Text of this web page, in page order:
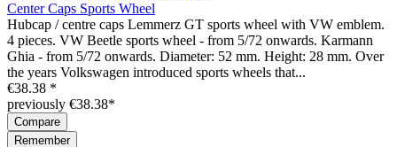
Center Caps Sports Wheel
Hubcap / centre caps Lemmerz GT sports wheel with VW emblem.
4 pieces. VW Beetle sports wheel - from 5/72 onwards. Karmann
Ghia - from 5/72 onwards. Diameter: 52 mm. Height: 28 mm. Over
the years Volkswagen introduced sports wheels that...
€38.38 *
previously €38.38*
Compare
Remember